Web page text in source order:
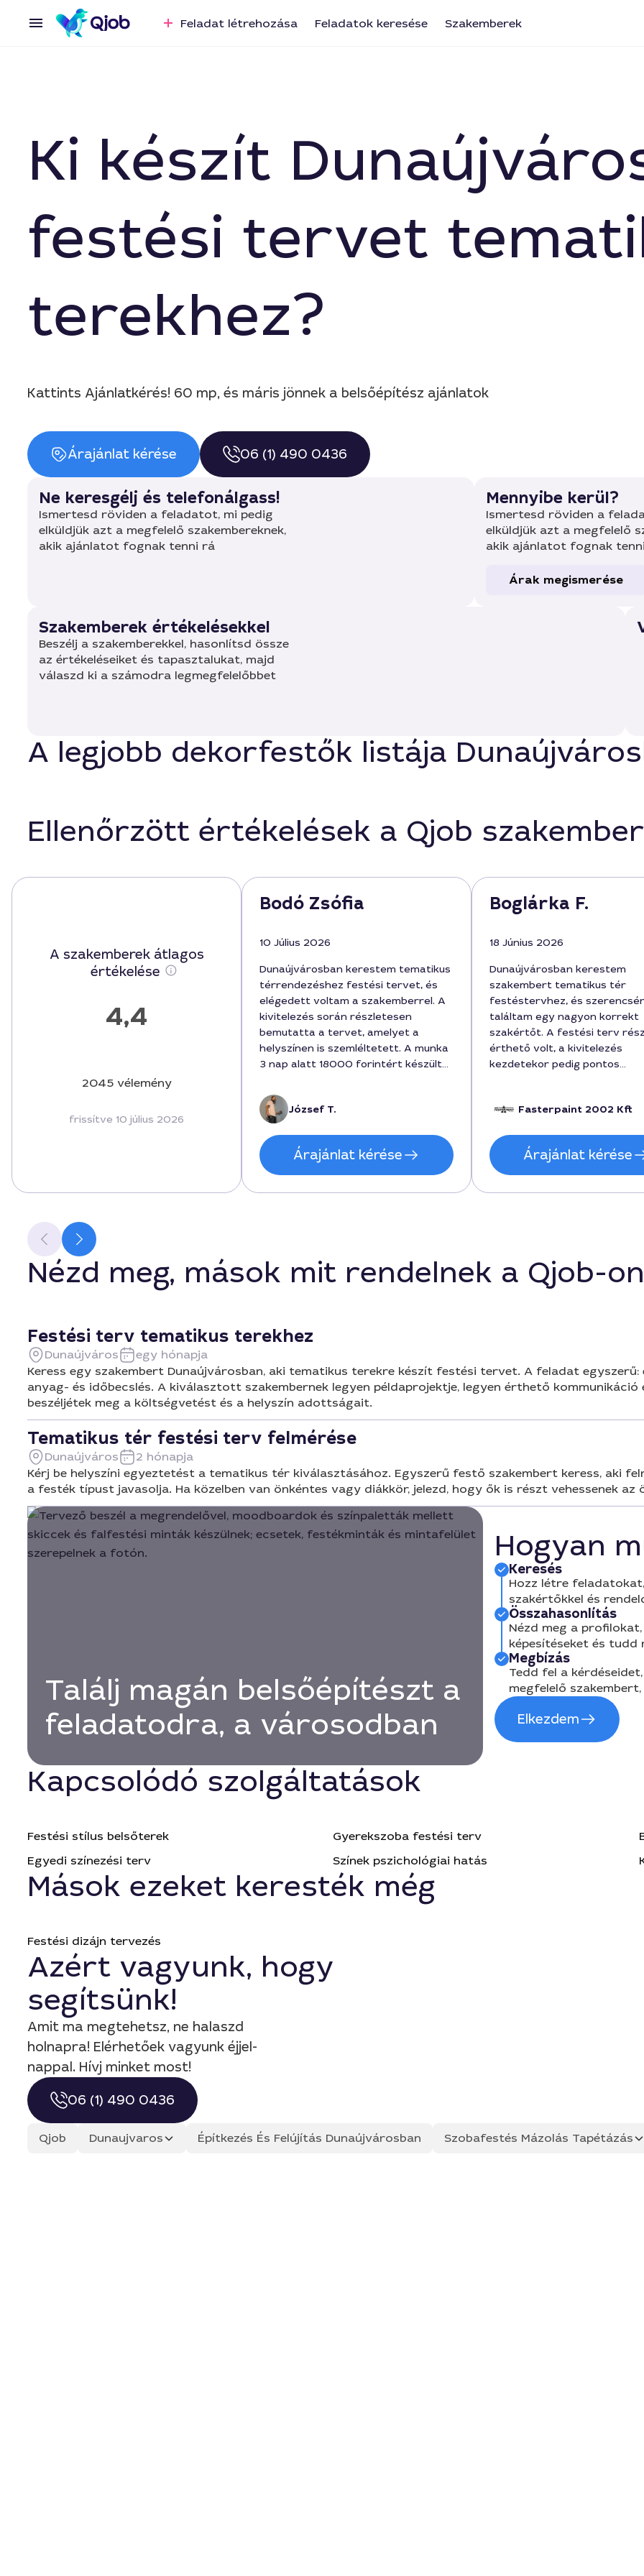
Feladat létrehozása Feladatok keresése Szakemberek
Ki készít
festési tervet
terekhez?
Kattints Ajánlatkérés! 60 mp, és máris jönnek a belsőépítész ajánlatok
Árajánlat kérése 06 (1) 490 0436
Ne keresgélj és telefonálgass!
Ismertesd röviden a feladatot, mi pedig
elküldjük azt a megfelelő szakembereknek,
akik ajánlatot fognak tenni rá
Mennyibe kerül?
Ismertesd röviden a
elküldjük azt a megfelelő
akik ajánlatot fognak
Árak megismerése
Szakemberek értékelésekkel
Beszélj a szakemberekkel, hasonlítsd össze
az értékeléseiket és tapasztalukat, majd
válaszd ki a számodra legmegfelelőbbet
A legjobb dekorfestők listája
Ellenőrzött értékelések a Qjob
A szakemberek átlagos
értékelése
4,4
2045 vélemény
frissítve 10 július 2026
Bodó Zsófia
10 Július 2026
Dunaújvárosban kerestem tematikus
térrendezéshez festési tervet, és
elégedett voltam a szakemberrel. A
kivitelezés során részletesen
bemutatta a tervet, amelyet a
helyszínen is szemléltetett. A munka
3 nap alatt 18000 forintért készült
újragondoltuk. Értékeltem a
személyes találkozókat és a gyors
válaszidőt is, ráadásul a hosszú távú
karbantartási tanácsokat is
megosztotta.
József T.
Árajánlat kérése
Boglárka F.
18 Június 2026
Dunaújvárosban kerestem
szakembert tematikus tér
festéstervhez, és
találtam egy nagyon korrekt
szakértőt. A festési terv
érthető volt, a kivitelezés
kezdetekor pedig pontos
mozgott, a végeredmény
hosszú élettartamú festék
áll a tér hangulatához. A
neve Martin volt, akivel a
kommunikáció gördülékeny
Fasterpaint 2002 Kft
Árajánlat kérése
Nézd meg, mások mit rendelnek a Qjob-on
Festési terv tematikus terekhez
Dunaújváros
egy hónapja
Keress egy szakembert Dunaújvárosban, aki tematikus terekre készít festési tervet. A feladat
anyag- és időbecslés. A kiválasztott szakembernek legyen példaprojektje, legyen érthető
beszéljétek meg a költségvetést és a helyszín adottságait.
Tematikus tér festési terv felmérése
Dunaújváros
2 hónapja
Kérj be helyszíni egyeztetést a tematikus tér kiválasztásához. Egyszerű festő szakembert keress, aki
a festék típust javasolja. Ha közelben van önkéntes vagy diákkör, jelezd, hogy ők is részt vehessenek az
Találj magán belsőépítészt a
feladatodra, a városodban
Hogyan
Keresés
Hozz létre
szakértőkkel és
Összahasonlítás
Nézd meg a
képesítéseket és
Megbízás
Tedd fel a
megfelelő
Elkezdem
Kapcsolódó szolgáltatások
Festési stílus belsőterek Gyerekszoba festési terv
Egyedi színezési terv
Színek pszichológiai hatás
Mások ezeket keresték még
Festési dizájn tervezés
Azért vagyunk, hogy
segítsünk!
Amit ma megtehetsz, ne halaszd
holnapra! Elérhetőek vagyunk éjjel-
nappal. Hívj minket most!
06 (1) 490 0436
Qjob Dunaujvaros Építkezés És Felújítás Dunaújvárosban Szobafestés Mázolás Tapétázás